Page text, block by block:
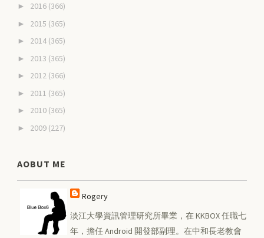
► 2016 (366)
► 2015 (365)
► 2014 (365)
► 2013 (365)
► 2012 (366)
► 2011 (365)
► 2010 (365)
► 2009 (227)
AOBUT ME
Rogery
淡江大學資訊管理研究所畢業，在 KKBOX 任職七
年，擔任 Android 開發部副理。在中和長老教會